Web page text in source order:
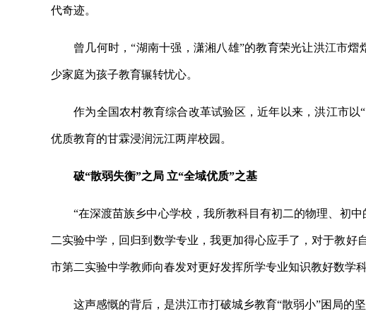
代奇迹。
曾几何时，“湖南十强，潇湘八雄”的教育荣光让洪江市
少家庭为孩子教育辗转忧心。
作为全国农村教育综合改革试验区，近年以来，洪江市
优质教育的甘霖浸润沅江两岸校园。
破“散弱失衡”之局 立“全域优质”之基
“在深渡苗族乡中心学校，我所教科目有初二的物理、初
二实验中学，回归到数学专业，我更加得心应手了，对于教好
市第二实验中学教师向春发对更好发挥所学专业知识教好数学科
这声感慨的背后，是洪江市打破城乡教育“散弱小”困局的坚